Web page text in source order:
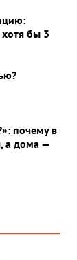
бы 3
почему в
а дома —